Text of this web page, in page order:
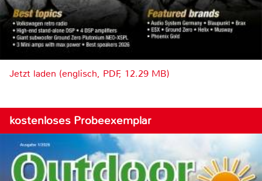
Jetzt laden (englisch, PDF, 12.29 MB)
kostenloses Probeexemplar